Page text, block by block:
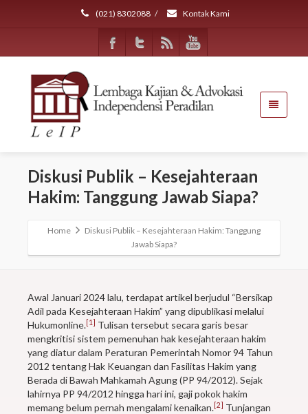
(021) 8302088 / Kontak Kami
Diskusi Publik – Kesejahteraan
Hakim: Tanggung Jawab Siapa?
Home
Diskusi Publik – Kesejahteraan Hakim: Tanggung
Jawab Siapa?
Awal Januari 2024 lalu, terdapat artikel berjudul “Bersikap
Adil pada Kesejahteraan Hakim” yang dipublikasi melalui
Hukumonline.[1] Tulisan tersebut secara garis besar
mengkritisi sistem pemenuhan hak kesejahteraan hakim
yang diatur dalam Peraturan Pemerintah Nomor 94 Tahun
2012 tentang Hak Keuangan dan Fasilitas Hakim yang
Berada di Bawah Mahkamah Agung (PP 94/2012). Sejak
lahirnya PP 94/2012 hingga hari ini, gaji pokok hakim
memang belum pernah mengalami kenaikan.[2] Tunjangan